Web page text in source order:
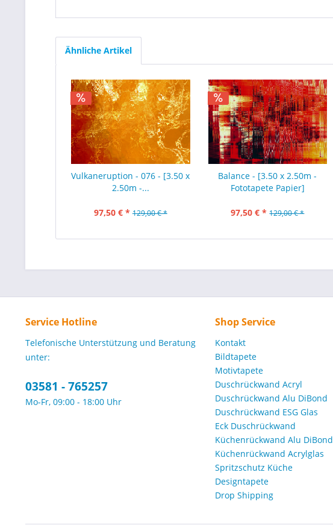
Ähnliche Artikel
Vulkaneruption - 076 - [3.50 x
2.50m -...
97,50 € * 129,00 € *
Balance - [3.50 x 2.50m -
Fototapete Papier]
97,50 € * 129,00 € *
Service Hotline
Telefonische Unterstützung und Beratung
unter:
03581 - 765257
Mo-Fr, 09:00 - 18:00 Uhr
Shop Service
Kontakt
Bildtapete
Motivtapete
Duschrückwand Acryl
Duschrückwand Alu DiBond
Duschrückwand ESG Glas
Eck Duschrückwand
Küchenrückwand Alu DiBond
Küchenrückwand Acrylglas
Spritzschutz Küche
Designtapete
Drop Shipping